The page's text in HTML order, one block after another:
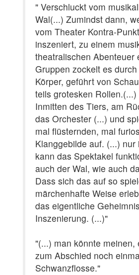
" Verschluckt vom
Wal(...) Zumindst dann,
vom Theater Kontra-
inszeniert, zu einem
theatralischen Abenteuer
Gruppen zockelt es
Körper, geführt von
teils grotesken Rollen.(...)
Inmitten des Tiers, am
das Orchester (...) und
mal flüsternden, mal
Klanggebilde auf. (...) nur
kann das Spektakel
auch der Wal, wie auch
Dass sich das auf so
märchenhafte Weise
das eigentliche
Inszenierung. (...)"
"(...) man könnte meinen,
zum Abschied noch
Schwanzflosse."